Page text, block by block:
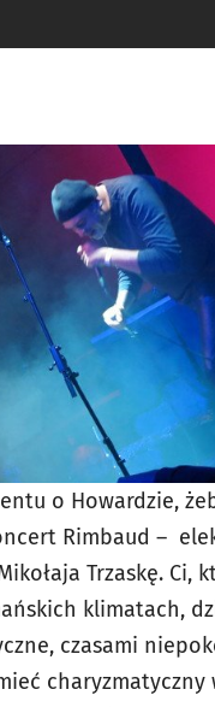
o Howardzie,
Rimbaud –
Trzaskę.
klimatach,
czasami